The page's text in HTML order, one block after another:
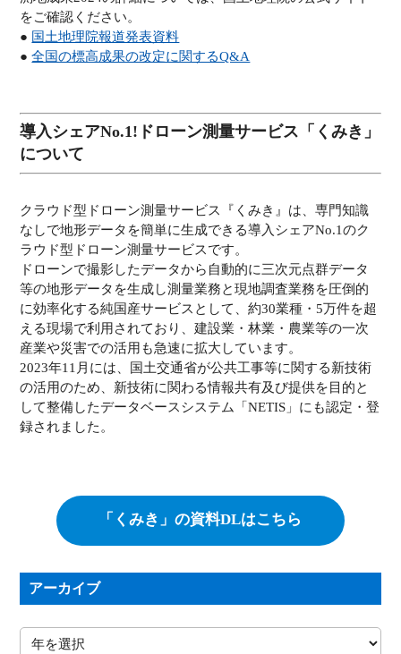
をご確認ください。
● 国土地理院報道発表資料
●全国の標高成果の改定に関するQ&A
導入シェアNo.1!ドローン測量サービス「くみき」
について
クラウド型ドローン測量サービス『くみき』は、専門知識
なしで地形データを簡単に生成できる導入シェアNo.1のク
ラウド型ドローン測量サービスです。
ドローンで撮影したデータから自動的に三次元点群データ
等の地形データを生成し測量業務と現地調査業務を圧倒的
に効率化する純国産サービスとして、約30業種・5万件を超
える現場で利用されており、建設業・林業・農業等の一次
産業や災害での活用も急速に拡大しています。
2023年11月には、国土交通省が公共工事等に関する新技術
の活用のため、新技術に関わる情報共有及び提供を目的と
して整備したデータベースシステム「NETIS」にも認定・登
録されました。
「くみき」の資料DLはこちら
アーカイブ